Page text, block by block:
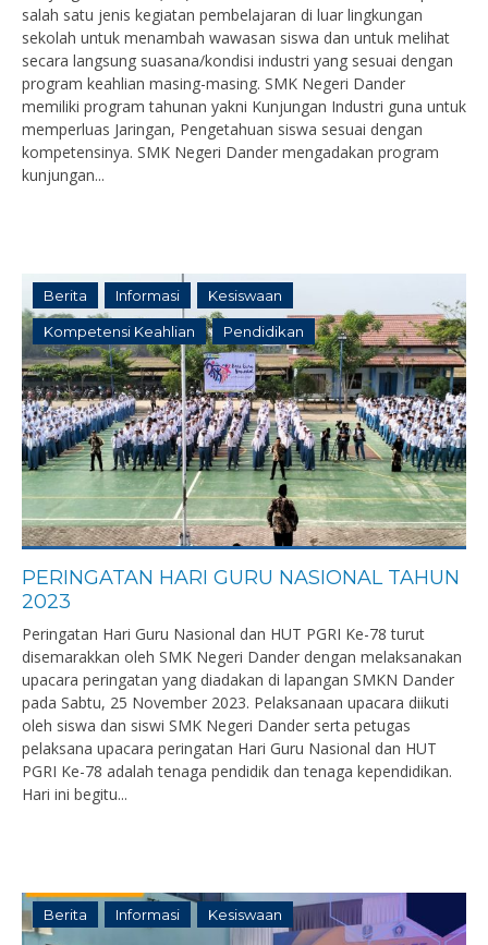
salah satu jenis kegiatan pembelajaran di luar lingkungan
sekolah untuk menambah wawasan siswa dan untuk melihat
secara langsung suasana/kondisi industri yang sesuai dengan
program keahlian masing-masing. SMK Negeri Dander
memiliki program tahunan yakni Kunjungan Industri guna untuk
memperluas Jaringan, Pengetahuan siswa sesuai dengan
kompetensinya. SMK Negeri Dander mengadakan program
kunjungan...
Berita Informasi Kesiswaan
Kompetensi Keahlian Pendidikan
PERINGATAN HARI GURU NASIONAL TAHUN
2023
Peringatan Hari Guru Nasional dan HUT PGRI Ke-78 turut
disemarakkan oleh SMK Negeri Dander dengan melaksanakan
upacara peringatan yang diadakan di lapangan SMKN Dander
pada Sabtu, 25 November 2023. Pelaksanaan upacara diikuti
oleh siswa dan siswi SMK Negeri Dander serta petugas
pelaksana upacara peringatan Hari Guru Nasional dan HUT
PGRI Ke-78 adalah tenaga pendidik dan tenaga kependidikan.
Hari ini begitu...
Berita Informasi Kesiswaan